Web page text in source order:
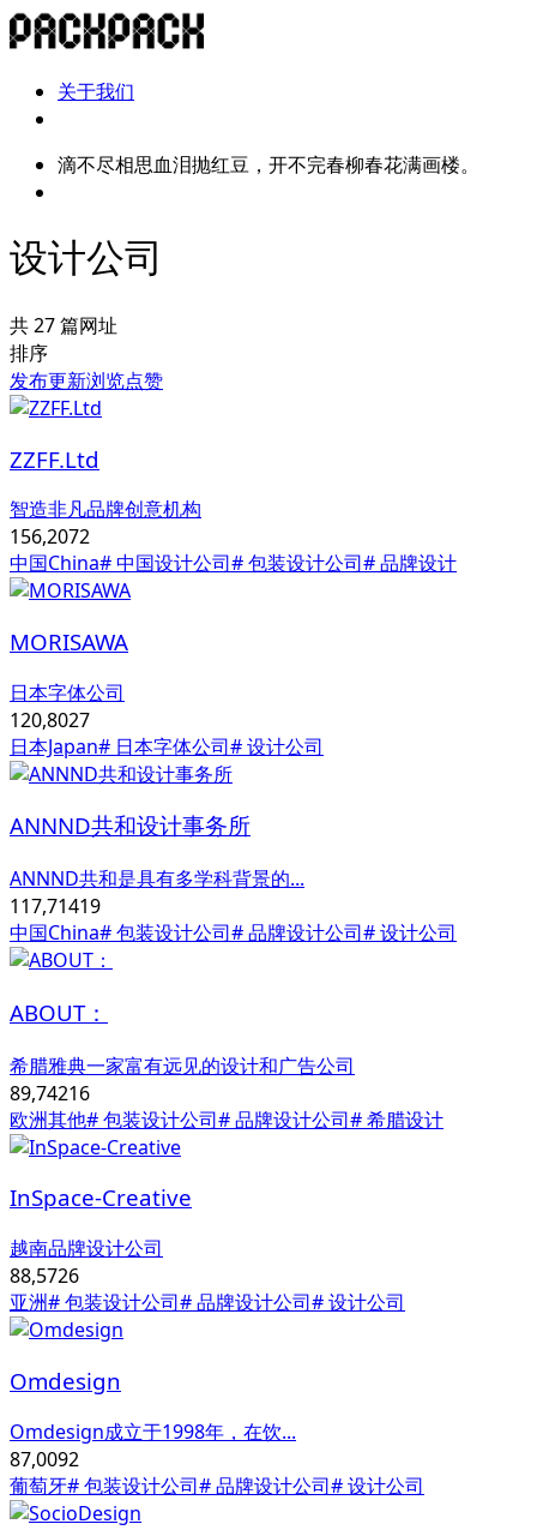
关于我们
滴不尽相思血泪抛红豆，开不完春柳春花满画楼。
设计公司
共 27 篇网址
排序
发布更新浏览点赞
ZZFF.Ltd
智造非凡品牌创意机构
156,2072
中国China# 中国设计公司# 包装设计公司# 品牌设计
MORISAWA
日本字体公司
120,8027
日本Japan# 日本字体公司# 设计公司
ANNND共和设计事务所
ANNND共和是具有多学科背景的...
117,71419
中国China# 包装设计公司# 品牌设计公司# 设计公司
ABOUT：
希腊雅典一家富有远见的设计和广告公司
89,74216
欧洲其他# 包装设计公司# 品牌设计公司# 希腊设计
InSpace-Creative
越南品牌设计公司
88,5726
亚洲# 包装设计公司# 品牌设计公司# 设计公司
Omdesign
Omdesign成立于1998年，在饮...
87,0092
葡萄牙# 包装设计公司# 品牌设计公司# 设计公司